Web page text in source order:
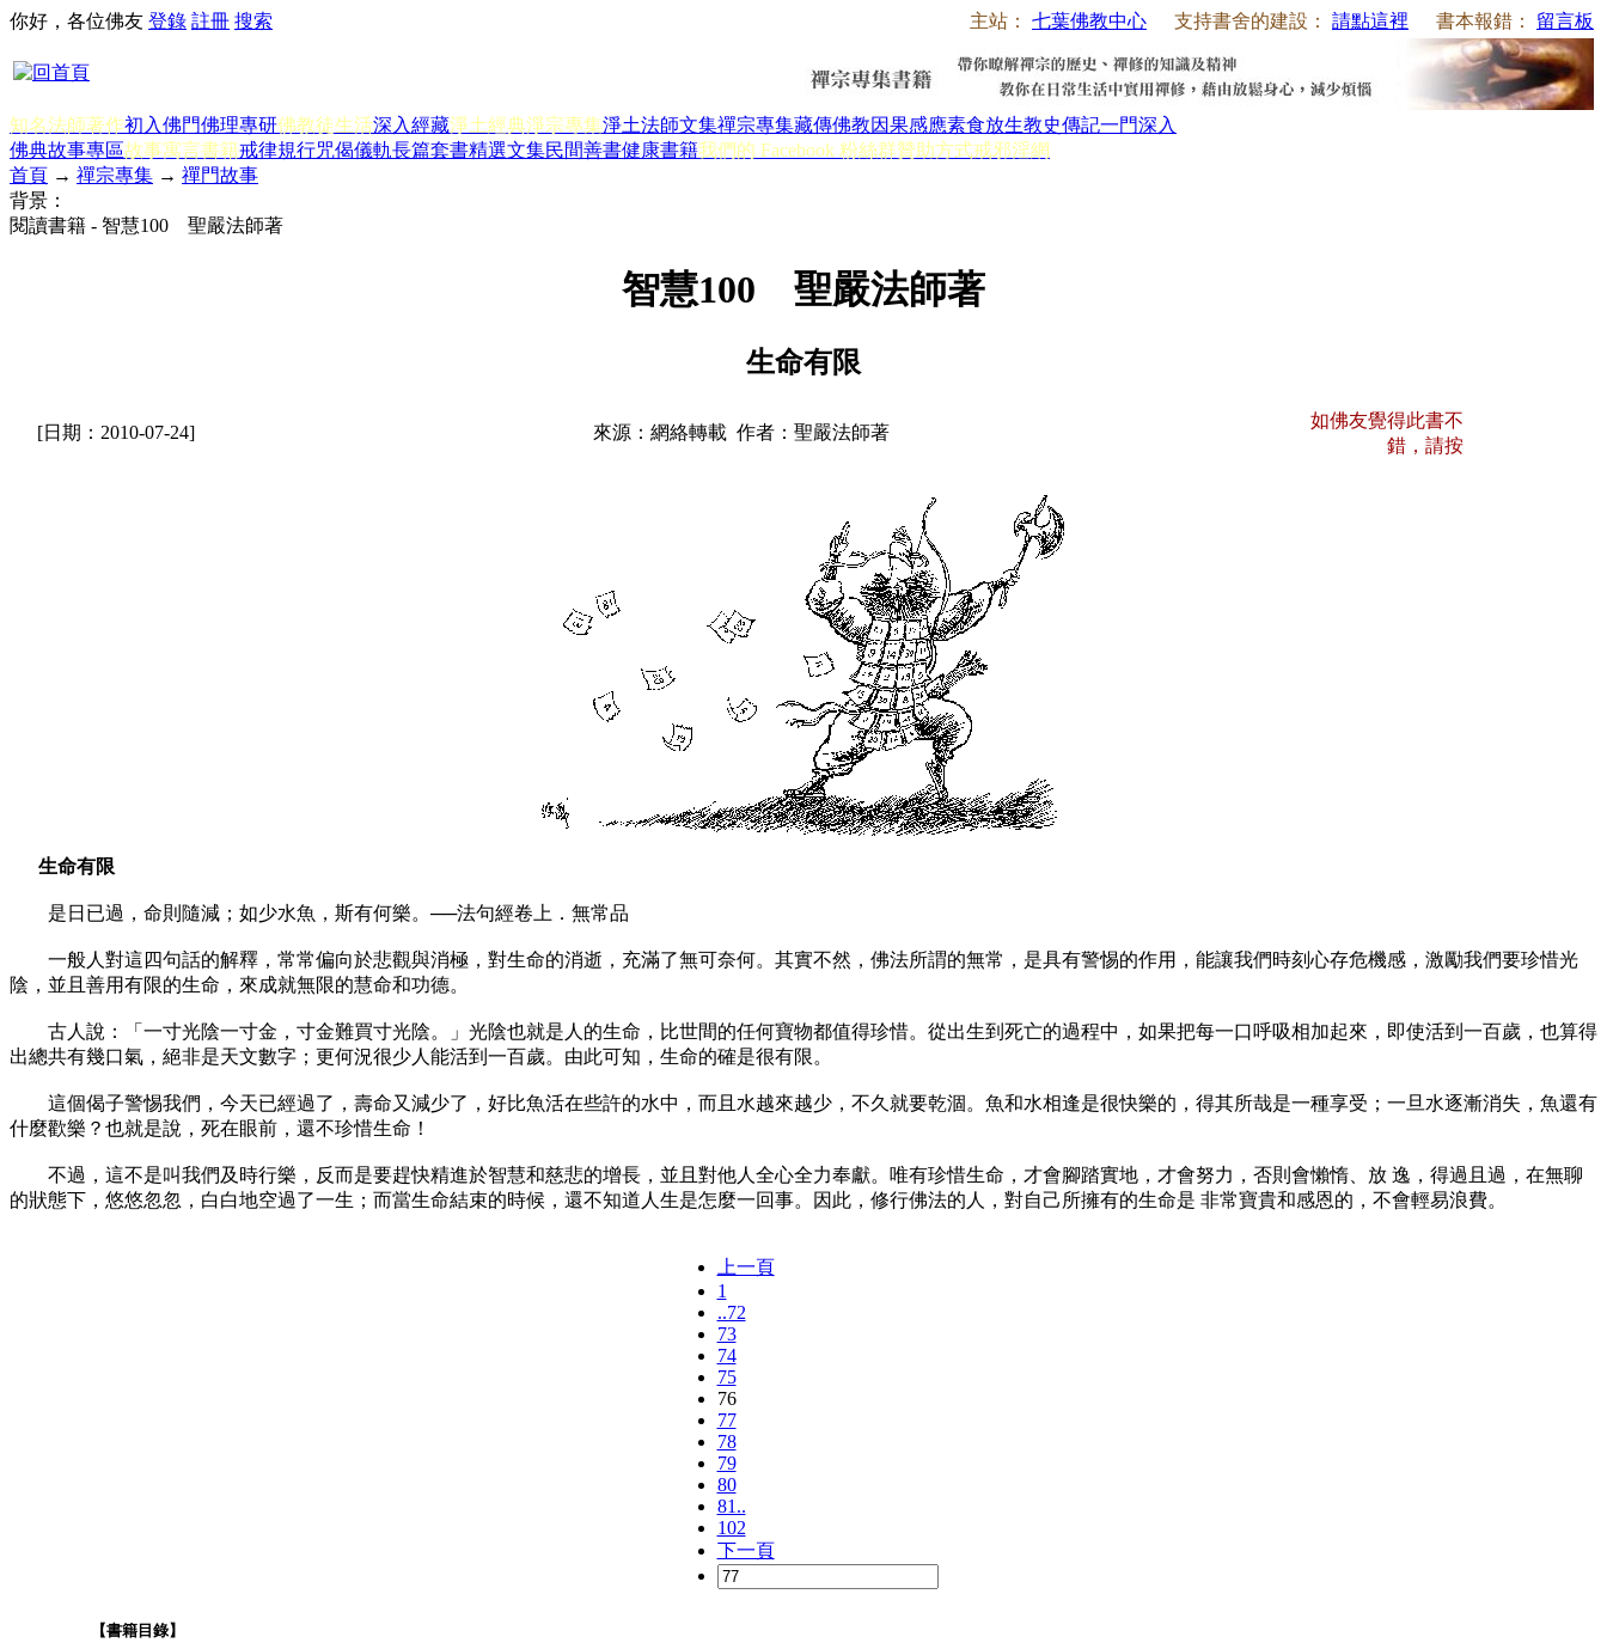
主站： 七葉佛教中心 支持書舍的建設： 請點這裡 書本報錯： 留言板
你好，各位佛友 登錄 註冊 搜索
知名法師著作初入佛門佛理專研佛教徒生活深入經藏淨土經典淨宗專集淨土法師文集禪宗專集藏傳佛教因果感應素食放生教史傳記一門深入
佛典故事專區故事寓言書籍戒律規行咒偈儀軌長篇套書精選文集民間善書健康書籍我們的 Facebook 粉絲群贊助方式戒邪淫網
首頁 → 禪宗專集 → 禪門故事
背景：
閱讀書籍 - 智慧100 聖嚴法師著
智慧100 聖嚴法師著
生命有限
[日期：2010-07-24] 來源：網絡轉載 作者：聖嚴法師著
如佛友覺得此書不
錯，請按
生命有限
是日已過，命則隨減；如少水魚，斯有何樂。──法句經卷上．無常品
一般人對這四句話的解釋，常常偏向於悲觀與消極，對生命的消逝，充滿了無可奈何。其實不然，佛法所謂的無常，是具有警惕的作用，能讓我們時刻心存危機感，激勵我們要珍惜光
陰，並且善用有限的生命，來成就無限的慧命和功德。
古人說：「一寸光陰一寸金，寸金難買寸光陰。」光陰也就是人的生命，比世間的任何寶物都值得珍惜。從出生到死亡的過程中，如果把每一口呼吸相加起來，即使活到一百歲，也算得
出總共有幾口氣，絕非是天文數字；更何況很少人能活到一百歲。由此可知，生命的確是很有限。
這個偈子警惕我們，今天已經過了，壽命又減少了，好比魚活在些許的水中，而且水越來越少，不久就要乾涸。魚和水相逢是很快樂的，得其所哉是一種享受；一旦水逐漸消失，魚還有
什麼歡樂？也就是說，死在眼前，還不珍惜生命！
不過，這不是叫我們及時行樂，反而是要趕快精進於智慧和慈悲的增長，並且對他人全心全力奉獻。唯有珍惜生命，才會腳踏實地，才會努力，否則會懶惰、放 逸，得過且過，在無聊
的狀態下，悠悠忽忽，白白地空過了一生；而當生命結束的時候，還不知道人生是怎麼一回事。因此，修行佛法的人，對自己所擁有的生命是 非常寶貴和感恩的，不會輕易浪費。
上一頁
1
..72
73
74
75
76
77
78
79
80
81..
102
下一頁
【書籍目錄】